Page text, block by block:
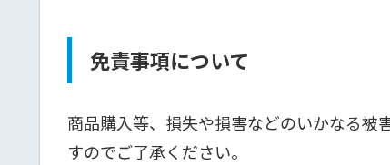
免責事項について
商品購入等、損失や損害などのいかなる被
すのでご了承ください。